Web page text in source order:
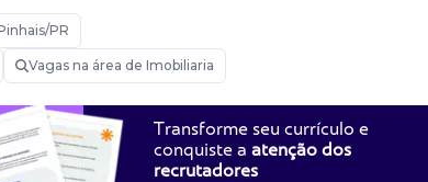
PR
Vagas na área de Imobiliaria
Transforme seu currículo e
conquiste a atenção dos
recrutadores